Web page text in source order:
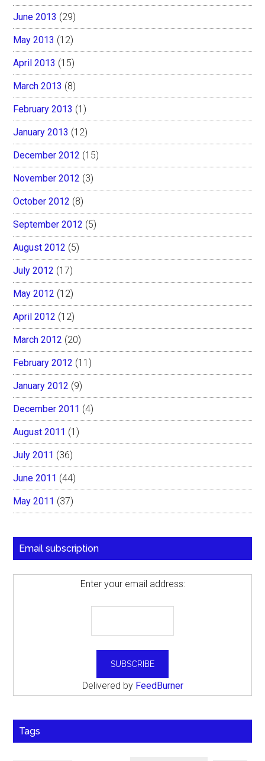
June 2013 (29)
May 2013 (12)
April 2013 (15)
March 2013 (8)
February 2013 (1)
January 2013 (12)
December 2012 (15)
November 2012 (3)
October 2012 (8)
September 2012 (5)
August 2012 (5)
July 2012 (17)
May 2012 (12)
April 2012 (12)
March 2012 (20)
February 2012 (11)
January 2012 (9)
December 2011 (4)
August 2011 (1)
July 2011 (36)
June 2011 (44)
May 2011 (37)
Email subscription
Enter your email address:
Delivered by FeedBurner
Tags